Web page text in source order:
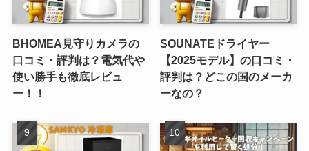
BHOMEA見守りカメラの
口コミ・評判は？電気代や
使い勝手も徹底レビュ
ー！！
SOUNATEドライヤー
【2025モデル】の口コミ・
評判は？どこの国のメーカ
ーなの？